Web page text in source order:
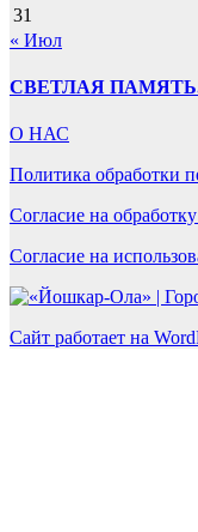
31
« Июл
СВЕТЛАЯ
О НАС
Политика обработки
Согласие на
Согласие на
Сайт работает на